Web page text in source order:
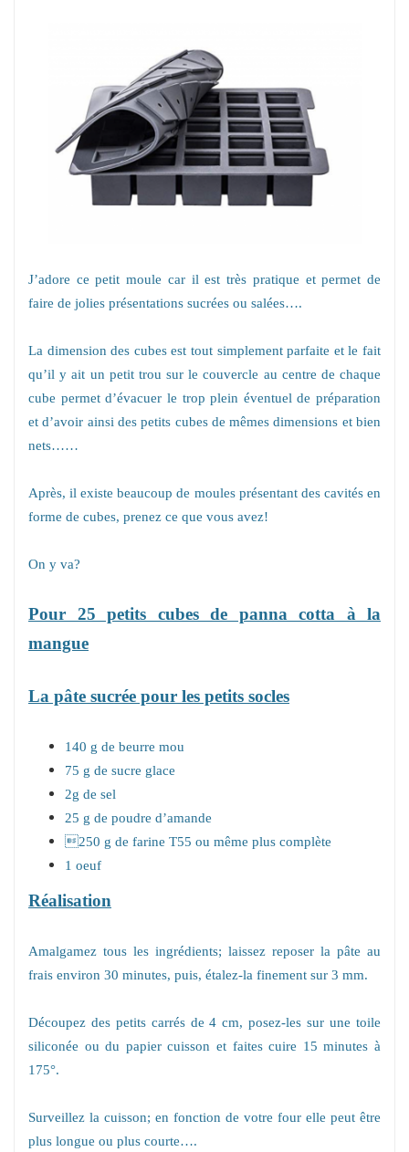
J’adore ce petit moule car il est très pratique et permet de
faire de jolies présentations sucrées ou salées….
La dimension des cubes est tout simplement parfaite et le fait
qu’il y ait un petit trou sur le couvercle au centre de chaque
cube permet d’évacuer le trop plein éventuel de préparation
et d’avoir ainsi des petits cubes de mêmes dimensions et bien
nets……
Après, il existe beaucoup de moules présentant des cavités en
forme de cubes, prenez ce que vous avez!
On y va?
Pour 25 petits cubes de panna cotta à la
mangue
La pâte sucrée pour les petits socles
140 g de beurre mou
75 g de sucre glace
2g de sel
25 g de poudre d’amande
250 g de farine T55 ou même plus complète
1 oeuf
Réalisation
Amalgamez tous les ingrédients; laissez reposer la pâte au
frais environ 30 minutes, puis, étalez-la finement sur 3 mm.
Découpez des petits carrés de 4 cm, posez-les sur une toile
siliconée ou du papier cuisson et faites cuire 15 minutes à
175°.
Surveillez la cuisson; en fonction de votre four elle peut être
plus longue ou plus courte….